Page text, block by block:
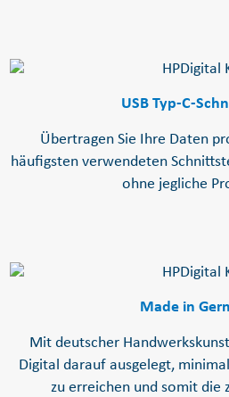
USB Typ-C-
Übertragen Sie Ihre Daten
häufigsten verwendeten
ohne jegliche
Made in
Mit deutscher
Digital darauf ausgelegt,
zu erreichen und somit die